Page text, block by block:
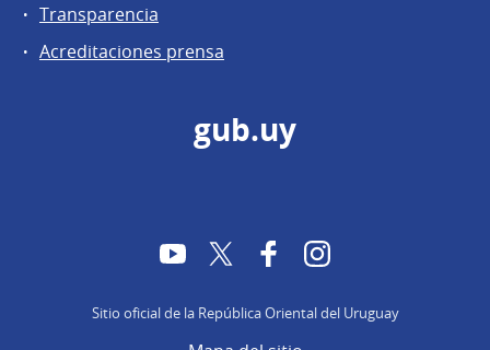
Transparencia
Acreditaciones prensa
gub.uy
YouTubeTwitter FacebookInstagram
Sitio oficial de la República Oriental del Uruguay